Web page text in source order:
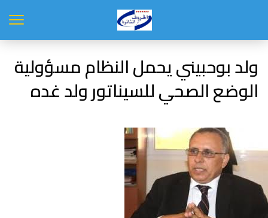
ولد بوحبيني يحمل النظام مسؤولية
الوضع الصحي للسيناتور ولد غده